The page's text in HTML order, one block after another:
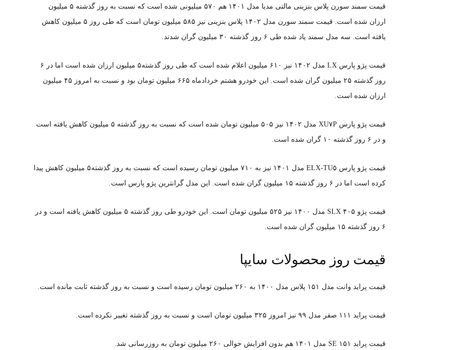
قیمت سمند سورن پلاس بنزینی مالتی مدیا مدل ۱۴۰۱ هم ۵۷۰ میلیونی شده است که نسبت به روز گذشته ۵ میلیون
ارزان شده است. قیمت سمند سورن مدل ۱۴۰۲ پلاس بنزینی نیز ۵۸۵ میلیون تومان است که طی روز ۵ میلیون کاهش
یافته است. سه مدل سمند یاد شده طی ۶ روز گذشته ۳۰ میلیون گران شدند.
قیمت پژو پارس LX مدل ۱۴۰۲ نیز ۶۱۰ میلیون اعلام شده است که طی روز گذشته۵ میلیون ارزان شده است اما در ۶
روز گذشته ۲۵ میلیون گران شده است. این خودرو هشتم خردادماه ۶۶۵ میلیون تومان بود و نسبت به امروز ۴۵ میلیون
ارزان شده است.
قیمت پژو پارس XU۷P مدل ۱۴۰۲ نیز ۵۰۵ میلیون تومان شده است که نسبت به روز گذشته ۵ میلیون کاهش یافته است
و در ۶ روز گذشته ۱۰ گران شده است.
قیمت پژو پارس ELX-TU۵ مدل ۱۴۰۱ نیز به ۷۱۰ میلیون تومان رسیده است که نسبت به روز گذشته۵ میلیون کاهش پیدا
کرده است اما در ۶ روز گذشته ۱۵ میلیون گران شده است. این مدل گرانترین پژو پارس است.
قیمت پژو ۴۰۵ SLX مدل ۱۴۰۰ نیز ۵۲۵ میلیون تومان است. این خودرو طی روز گذشته ۵ میلیون کاهش یافته است و در
۶ روز گذشته ۱۵ میلیون گران شده است.
قیمت روز محصولات سایپا
قیمت پراید وانت مدل ۱۵۱ پلاس مدل ۱۴۰۰ به ۲۶۰ میلیون تومان رسیده است و نسبت به روز گذشته ثابت مانده است.
قیمت پراید ۱۱۱ صفر مدل ۹۹ نیز امروز ۳۲۵ میلیون تومان است و نسبت به روز گذشته تغییر نکرده است.
قیمت پراید ۱۵۱ SE مدل ۱۴۰۱ هم بدون افزایش حوالی ۲۶۰ میلیون تومان به روزرسانی شد.